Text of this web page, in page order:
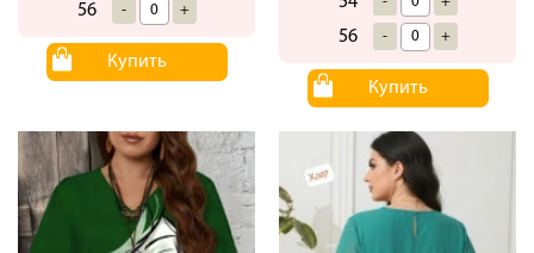
56 - +
Купить
56 - +
Купить